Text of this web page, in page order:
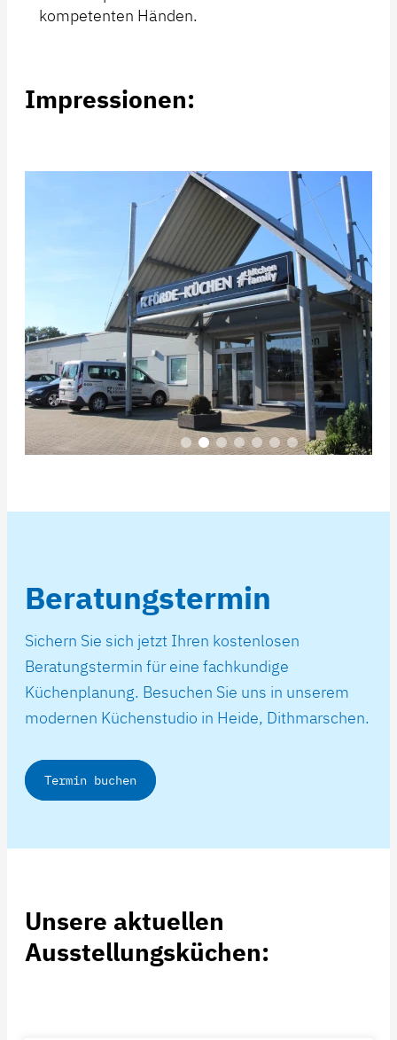
kompetenten Händen.
Impressionen:
Beratungstermin
Sichern Sie sich jetzt Ihren kostenlosen
Beratungstermin für eine fachkundige
Küchenplanung. Besuchen Sie uns in unserem
modernen Küchenstudio in Heide, Dithmarschen.
Termin buchen
Unsere aktuellen
Ausstellungsküchen: